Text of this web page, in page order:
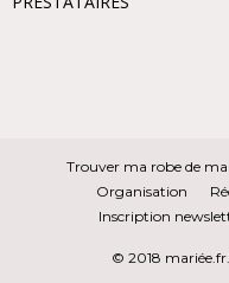
Trouver ma robe de
Organisation
Inscription
© 2018 mariée.fr.